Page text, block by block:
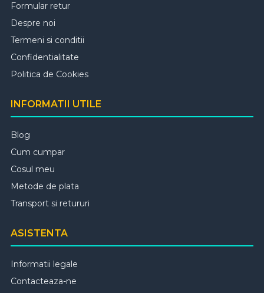
Formular retur
Despre noi
Termeni si conditii
Confidentialitate
Politica de Cookies
INFORMATII UTILE
Blog
Cum cumpar
Cosul meu
Metode de plata
Transport si retururi
ASISTENTA
Informatii legale
Contacteaza-ne